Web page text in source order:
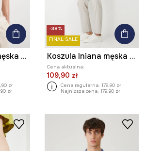
Koszula lniana męska z kołnierzykiem typu resort kolor beżowy
zł
zł
-38%
FINAL SALE
Koszula lniana męska z kołnierzykiem klasycznym kolor różowy
Cena aktualna:
109,90 zł
Cena regularna: 179,90 zł
Najniższa cena: 179,90 zł